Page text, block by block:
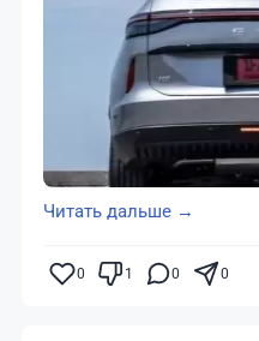
Читать дальше →
0 1 0 0